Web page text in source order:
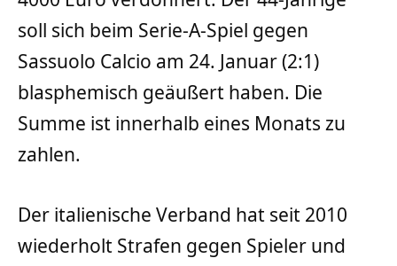
soll sich beim Serie-A-Spiel gegen
Sassuolo Calcio am 24. Januar (2:1)
blasphemisch geäußert haben. Die
Summe ist innerhalb eines Monats zu
zahlen.
Der italienische Verband hat seit 2010
wiederholt Strafen gegen Spieler und